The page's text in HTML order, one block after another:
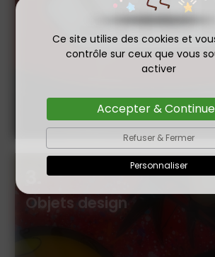
Ce site utilise des cookies et
contrôle sur ceux que vous
activer
Accepter &
Refuser & Fermer
Personnaliser
Objets design